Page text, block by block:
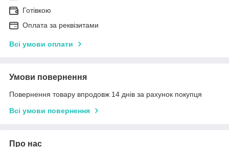
Готівкою
Оплата за реквізитами
Всі умови оплати
Умови повернення
Повернення товару впродовж 14 днів за рахунок покупця
Всі умови повернення
Про нас